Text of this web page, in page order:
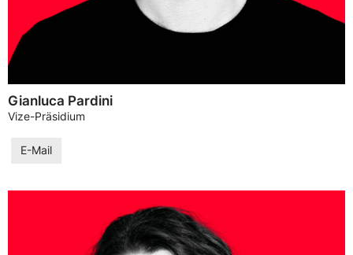
Gianluca Pardini
Vize-Präsidium
E-Mail